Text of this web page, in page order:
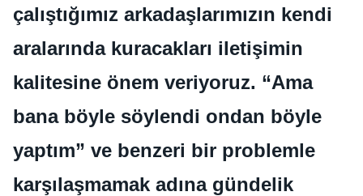
çalıştığımız arkadaşlarımızın kendi
aralarında kuracakları iletişimin
kalitesine önem veriyoruz. “Ama
bana böyle söylendi ondan böyle
yaptım” ve benzeri bir problemle
karşılaşmamak adına gündelik